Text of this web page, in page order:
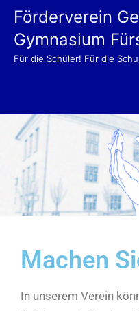
Förderverein
Gymnasium
Für die Schüler! Für die
Machen
In unserem Verein